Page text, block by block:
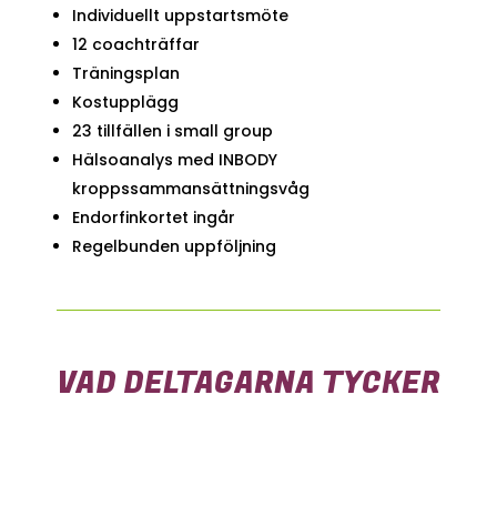
Individuellt uppstartsmöte
12 coachträffar
Träningsplan
Kostupplägg
23 tillfällen i small group
Hälsoanalys med INBODY
kroppssammansättningsvåg
Endorfinkortet ingår
Regelbunden uppföljning
VAD DELTAGARNA TYCKER